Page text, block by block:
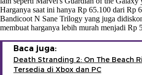
Harganya saat ini hanya Rp 65.100 dari Rp
Bandicoot N Sane Trilogy yang juga
membuat harganya lebih murah menjadi Rp
Baca juga:
Death Stranding 2: On The Beach
Tersedia di Xbox dan PC